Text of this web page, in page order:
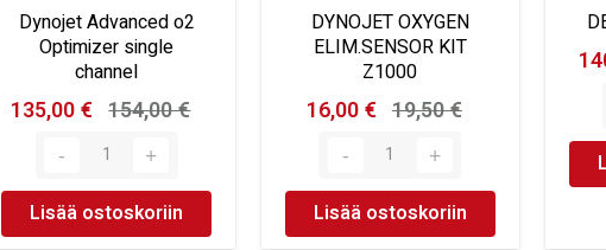
Dynojet Advanced o2
Optimizer single
channel
135,00 € 154,00 €
Lisää ostoskoriin
DYNOJET OXYGEN
ELIM.SENSOR KIT
Z1000
16,00 € 19,50 €
Lisää ostoskoriin